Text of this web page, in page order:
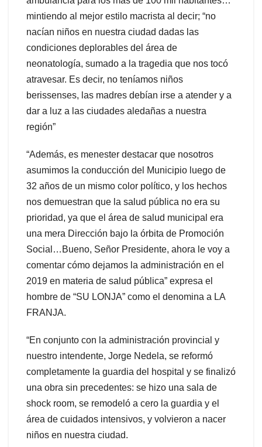
mintiendo al mejor estilo macrista al decir; “no
nacían niños en nuestra ciudad dadas las
condiciones deplorables del área de
neonatología, sumado a la tragedia que nos tocó
atravesar. Es decir, no teníamos niños
berissenses, las madres debían irse a atender y a
dar a luz a las ciudades aledañas a nuestra
región”
“Además, es menester destacar que nosotros
asumimos la conducción del Municipio luego de
32 años de un mismo color político, y los hechos
nos demuestran que la salud pública no era su
prioridad, ya que el área de salud municipal era
una mera Dirección bajo la órbita de Promoción
Social…Bueno, Señor Presidente, ahora le voy a
comentar cómo dejamos la administración en el
2019 en materia de salud pública” expresa el
hombre de “SU LONJA” como el denomina a LA
FRANJA.
“En conjunto con la administración provincial y
nuestro intendente, Jorge Nedela, se reformó
completamente la guardia del hospital y se finalizó
una obra sin precedentes: se hizo una sala de
shock room, se remodeló a cero la guardia y el
área de cuidados intensivos, y volvieron a nacer
niños en nuestra ciudad.